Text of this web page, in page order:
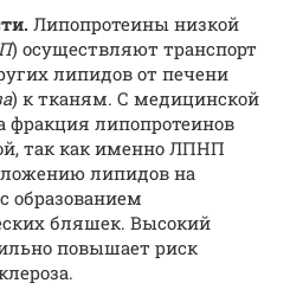
Липопротеины низкой
) осуществляют транспорт
липидов от печени
) к тканям. С медицинской
фракция липопротеинов
так как именно ЛПНП
липидов на
образованием
бляшек. Высокий
повышает риск